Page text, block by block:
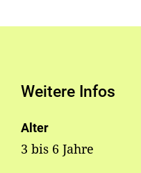
Weitere Infos
Alter
3 bis 6 Jahre